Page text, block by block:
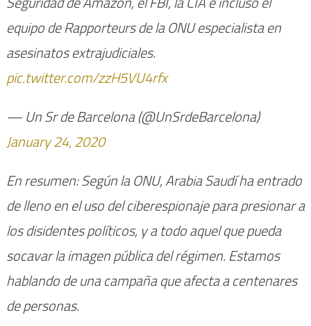
equipo de Rapporteurs de la ONU especialista en
asesinatos extrajudiciales.
pic.twitter.com/zzH5VU4rfx
— Un Sr de Barcelona (@UnSrdeBarcelona)
January 24, 2020
En resumen: Según la ONU, Arabia Saudí ha entrado
de lleno en el uso del ciberespionaje para presionar a
los disidentes políticos, y a todo aquel que pueda
socavar la imagen pública del régimen. Estamos
hablando de una campaña que afecta a centenares
de personas.